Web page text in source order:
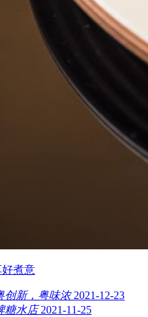
煮意
创新，粤味浓 2021-12-23
糖水店 2021-11-25